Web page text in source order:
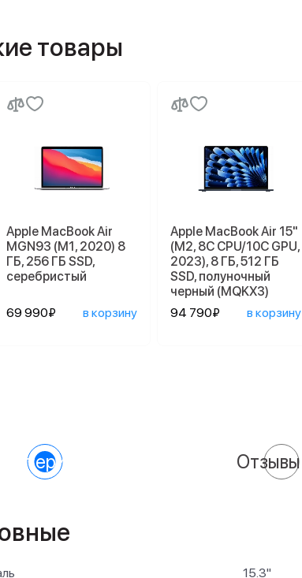
товары
Apple MacBook Air
MGN93 (M1, 2020) 8
ГБ, 256 ГБ SSD,
серебристый
69 990₽ в корзину
Apple MacBook Air 15"
(M2, 8C CPU/10C GPU,
2023), 8 ГБ, 512 ГБ
SSD, полуночный
черный (MQKX3)
94 790₽
в корзину
Отзывы
15.3"